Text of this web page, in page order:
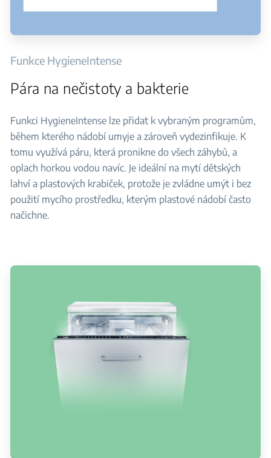
Funkce HygieneIntense
Pára na nečistoty a bakterie
Funkci HygieneIntense lze přidat k vybraným programům,
během kterého nádobí umyje a zároveň vydezinfikuje. K
tomu využívá páru, která pronikne do všech záhybů, a
oplach horkou vodou navíc. Je ideální na mytí dětských
lahví a plastových krabiček, protože je zvládne umýt i bez
použití mycího prostředku, kterým plastové nádobí často
načichne.